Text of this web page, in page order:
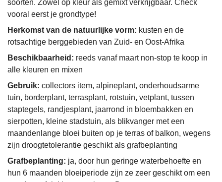
soorten. Zowel op kleur als gemixt verkrijgbaar. Check
vooral eerst je grondtype!
Herkomst van de natuurlijke vorm: kusten en de
rotsachtige berggebieden van Zuid- en Oost-Afrika
Beschikbaarheid: reeds vanaf maart non-stop te koop in
alle kleuren en mixen
Gebruik: collectors item, alpineplant, onderhoudsarme
tuin, borderplant, terrasplant, rotstuin, vetplant, tussen
staptegels, randjesplant, jaarrond in bloembakken en
sierpotten, kleine stadstuin, als blikvanger met een
maandenlange bloei buiten op je terras of balkon, wegens
zijn droogtetolerantie geschikt als grafbeplanting
Grafbeplanting: ja, door hun geringe waterbehoefte en
hun 6 maanden bloeiperiode zijn ze zeer geschikt om een